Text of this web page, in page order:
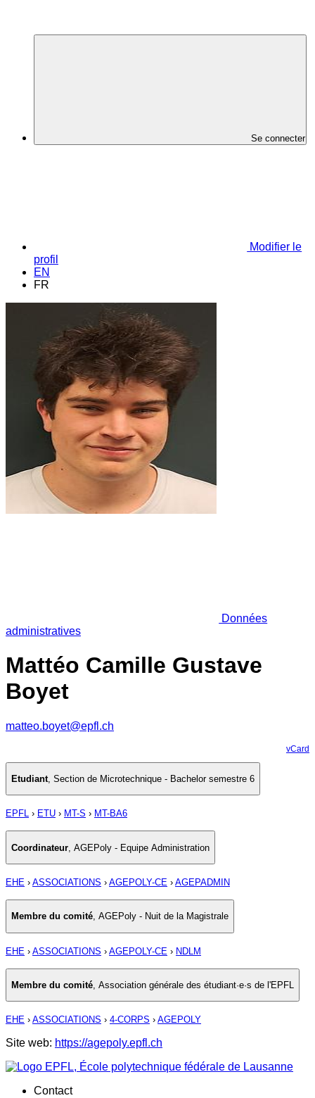
Se connecter
Modifier le
profil
EN
FR
Données
administratives
Mattéo Camille Gustave
Boyet
matteo.boyet@epfl.ch
vCard
Etudiant, Section de Microtechnique - Bachelor semestre 6
EPFL › ETU › MT-S › MT-BA6
Coordinateur AGEPoly - Equipe Administration
EHE › ASSOCIATIONS › AGEPOLY-CE › AGEPADMIN
Membre du comité, AGEPoly - Nuit de la Magistrale
EHE › ASSOCIATIONS › AGEPOLY-CE › NDLM
Membre du comité, Association générale des étudiant·e·s de l'EPFL
EHE › ASSOCIATIONS › 4-CORPS › AGEPOLY
Site web: https://agepoly.epfl.ch
Contact